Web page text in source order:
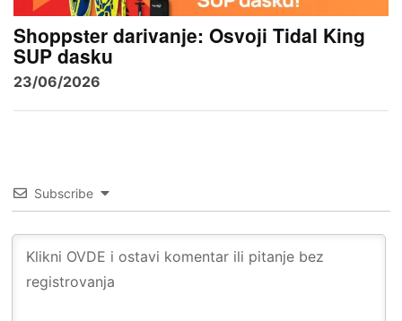
Shoppster darivanje: Osvoji Tidal King
SUP dasku
23/06/2026
Subscribe